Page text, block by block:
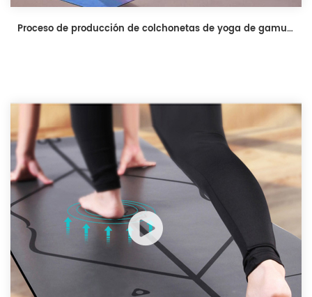
Proceso de producción de colchonetas de yoga de gamuza personalizadas